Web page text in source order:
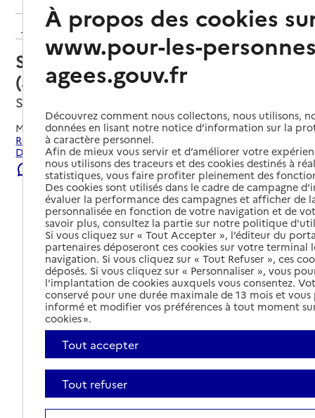
Retour aux résultats de l'annuaire
Service autonomie à domicile
(aide) – ASAD-AZAE
Saint-Didier-en-Velay, HAUTE-LOIRE
Mis à jour le04/08/2026
Rechercher les établissements et services autour de Saint-
Didier-en-Velay.
Signaler une erreur
À propos des cookies
www.pour-les-
agees.gouv.fr
Découvrez comment nous collectons, nous utilisons,
données en lisant notre notice d’information sur la
à caractère personnel.
Afin de mieux vous servir et d’améliorer votre
nous utilisons des traceurs et des cookies destinés à
statistiques, vous faire profiter pleinement des
Des cookies sont utilisés dans le cadre de campagne
évaluer la performance des campagnes et afficher de
personnalisée en fonction de votre navigation et de
savoir plus, consultez la partie sur notre politique
Si vous cliquez sur « Tout Accepter », l’éditeur du
partenaires déposeront ces cookies sur votre terminal
navigation. Si vous cliquez sur « Tout Refuser », ces
déposés. Si vous cliquez sur « Personnaliser », vous
l’implantation de cookies auxquels vous consentez.
conservé pour une durée maximale de 13 mois et
informé et modifier vos préférences à tout moment
cookies ».
Tout accepter
Tout refuser